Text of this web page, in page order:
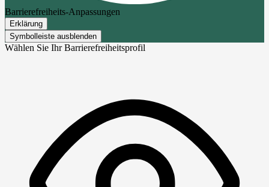
Barrierefreiheits-Anpassungen
Erklärung
Symbolleiste ausblenden
Wählen Sie Ihr Barrierefreiheitsprofil